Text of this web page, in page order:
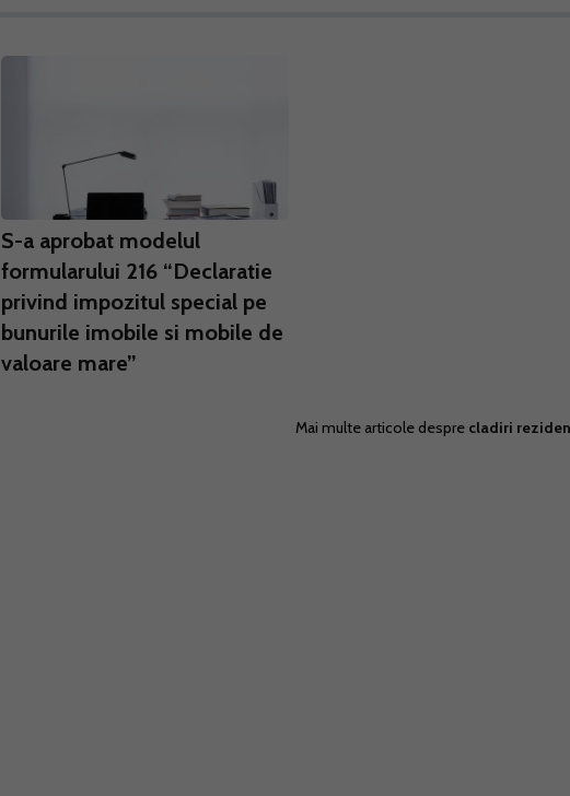
S-a aprobat modelul
formularului 216 “Declaratie
privind impozitul special pe
bunurile imobile si mobile de
valoare mare”
Mai multe articole despre cladiri